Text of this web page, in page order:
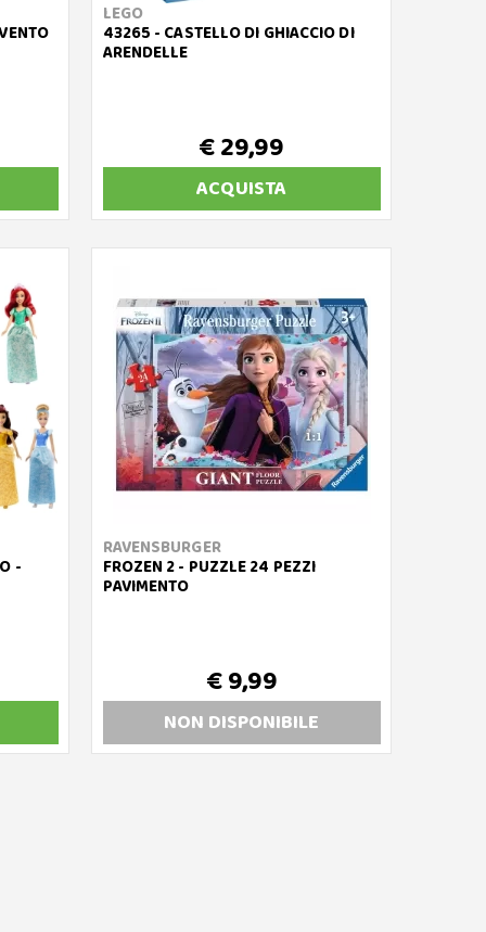
LEGO
43265 - CASTELLO DI GHIACCIO DI
ARENDELLE
€ 29,99
ACQUISTA
-
RAVENSBURGER
FROZEN 2 - PUZZLE 24 PEZZI
PAVIMENTO
€ 9,99
NON DISPONIBILE